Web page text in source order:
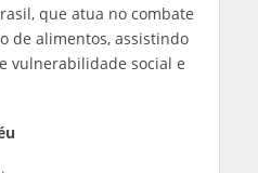
que atua no combate
de alimentos, assistindo
vulnerabilidade social e